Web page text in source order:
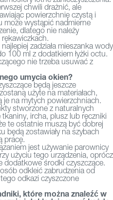
chwili drażnić, ale
powierzchnię czystą i
może wystąpić nadmierne
dlatego nie należy
zadziała mieszanka wody
100 ml z dodatkiem łyżki octu.
nie trzeba usuwać z
umycia okien?
będą jeszcze
użyte na materiałach,
na mytych powierzchniach.
stworzone z naturalnych
tkaniny, ircha, plusz lub ręczniki
te ostatnie muszą być dobrej
będą zostawiały na szybach
pracę.
jest używanie parownicy
użyciu tego urządzenia, oprócz
dodatkowe środki czyszczące.
odkleić zabrudzenia od
odkazi czyszczone
które można znaleźć w